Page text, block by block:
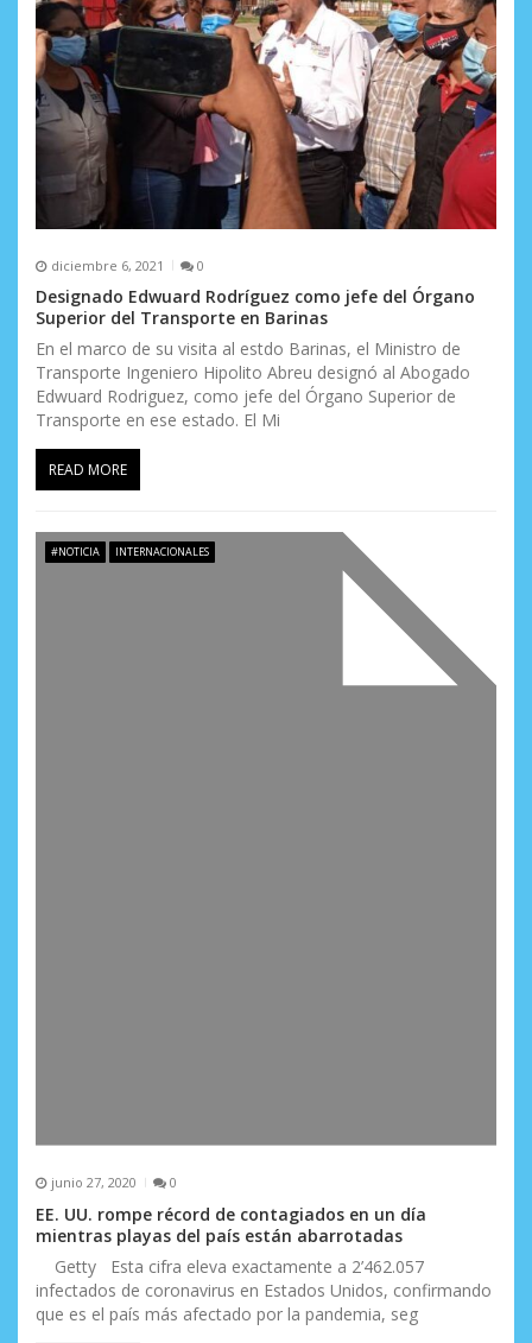
t
r
a
d
a
s
diciembre 6, 2021 0
Designado Edwuard Rodríguez como jefe del Órgano
Superior del Transporte en Barinas
En el marco de su visita al estdo Barinas, el Ministro de
Transporte Ingeniero Hipolito Abreu designó al Abogado
Edwuard Rodriguez, como jefe del Órgano Superior de
Transporte en ese estado. El Mi
READ MORE
#NOTICIA INTERNACIONALES
junio 27, 2020 0
EE. UU. rompe récord de contagiados en un día
mientras playas del país están abarrotadas
Getty Esta cifra eleva exactamente a 2’462.057
infectados de coronavirus en Estados Unidos, confirmando
que es el país más afectado por la pandemia, seg